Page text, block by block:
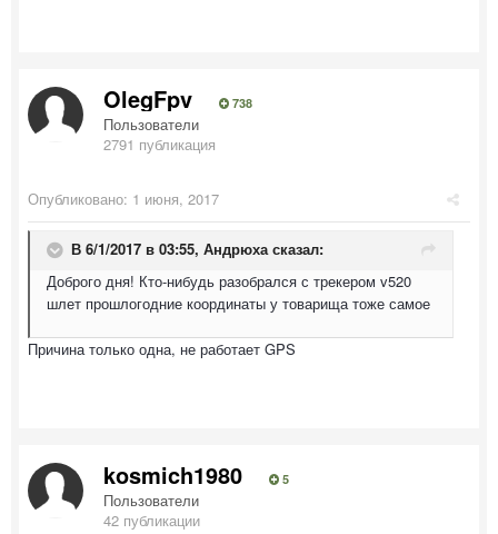
OlegFpv 738
Пользователи
2791 публикация
Опубликовано: 1 июня, 2017
В 6/1/2017 в 03:55, Андрюха сказал:
Доброго дня! Кто-нибудь разобрался с трекером v520
шлет прошлогодние координаты у товарища тоже самое
Причина только одна, не работает GPS
kosmich1980 5
Пользователи
42 публикации